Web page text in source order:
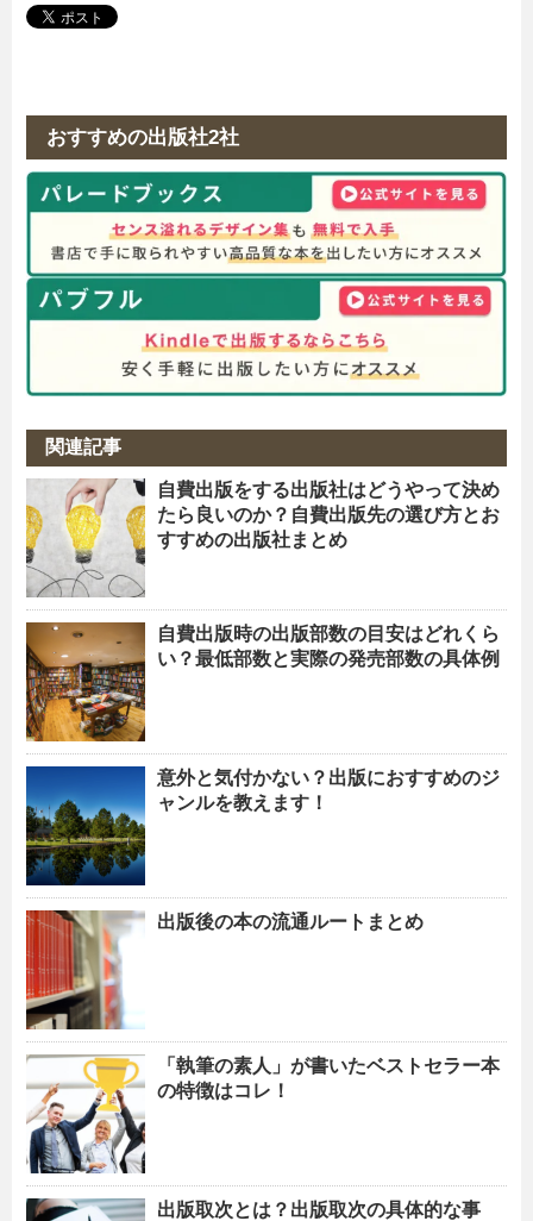
おすすめの出版社2社
関連記事
自費出版をする出版社はどうやって決め
たら良いのか？自費出版先の選び方とお
すすめの出版社まとめ
自費出版時の出版部数の目安はどれくら
い？最低部数と実際の発売部数の具体例
意外と気付かない？出版におすすめのジ
ャンルを教えます！
出版後の本の流通ルートまとめ
「執筆の素人」が書いたベストセラー本
の特徴はコレ！
出版取次とは？出版取次の具体的な事